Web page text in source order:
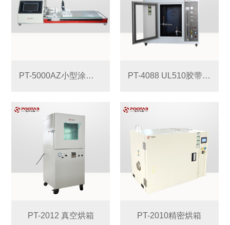
PT-5000AZ小型涂布试验机（真空型） PT-4088 UL510胶带燃烧试验机
PT-2012 真空烘箱 PT-2010精密烘箱